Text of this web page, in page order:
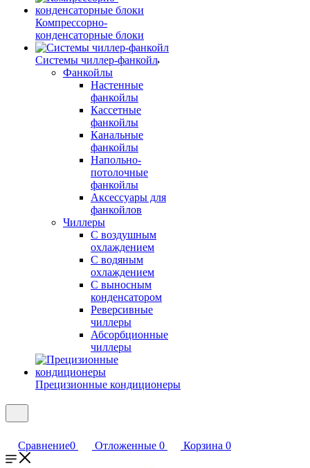
Компрессорно-
конденсаторные блоки
Системы чиллер-фанкойл
Фанкойлы
Настенные
фанкойлы
Кассетные
фанкойлы
Канальные
фанкойлы
Напольно-
потолочные
фанкойлы
Аксессуары для
фанкойлов
Чиллеры
С воздушным
охлаждением
С водяным
охлаждением
С выносным
конденсатором
Реверсивные
чиллеры
Абсорбционные
чиллеры
Прецизионные кондиционеры
Сравнение0 Отложенные 0 Корзина 0